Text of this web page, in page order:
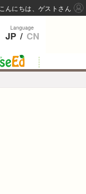
Language
JP / CN
こんにちは、ゲストさん